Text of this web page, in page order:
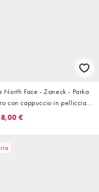
North Face - Zaneck - Parka
con cappuccio in pelliccia
€